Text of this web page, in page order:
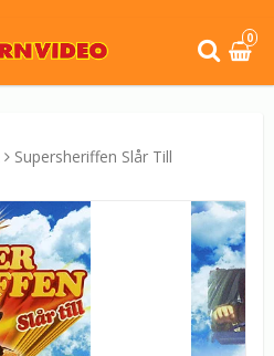
0
Supersheriffen Slår Till